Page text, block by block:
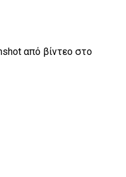
από βίντεο στο